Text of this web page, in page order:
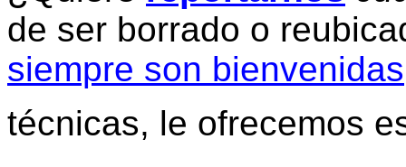
de ser borrado o
siempre son bienvenidas
técnicas, le ofrecemos